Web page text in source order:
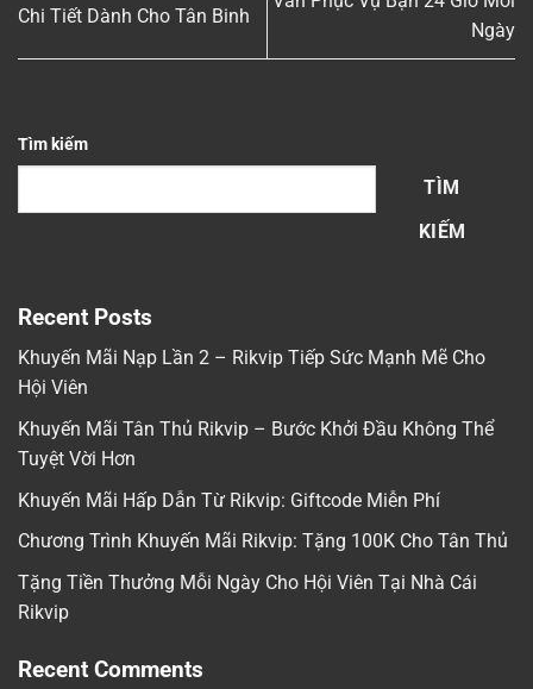
Chi Tiết Dành Cho Tân Binh
Ngày
Tìm kiếm
TÌM
KIẾM
Recent Posts
Khuyến Mãi Nạp Lần 2 – Rikvip Tiếp Sức Mạnh Mẽ Cho
Hội Viên
Khuyến Mãi Tân Thủ Rikvip – Bước Khởi Đầu Không Thể
Tuyệt Vời Hơn
Khuyến Mãi Hấp Dẫn Từ Rikvip: Giftcode Miễn Phí
Chương Trình Khuyến Mãi Rikvip: Tặng 100K Cho Tân Thủ
Tặng Tiền Thưởng Mỗi Ngày Cho Hội Viên Tại Nhà Cái
Rikvip
Recent Comments